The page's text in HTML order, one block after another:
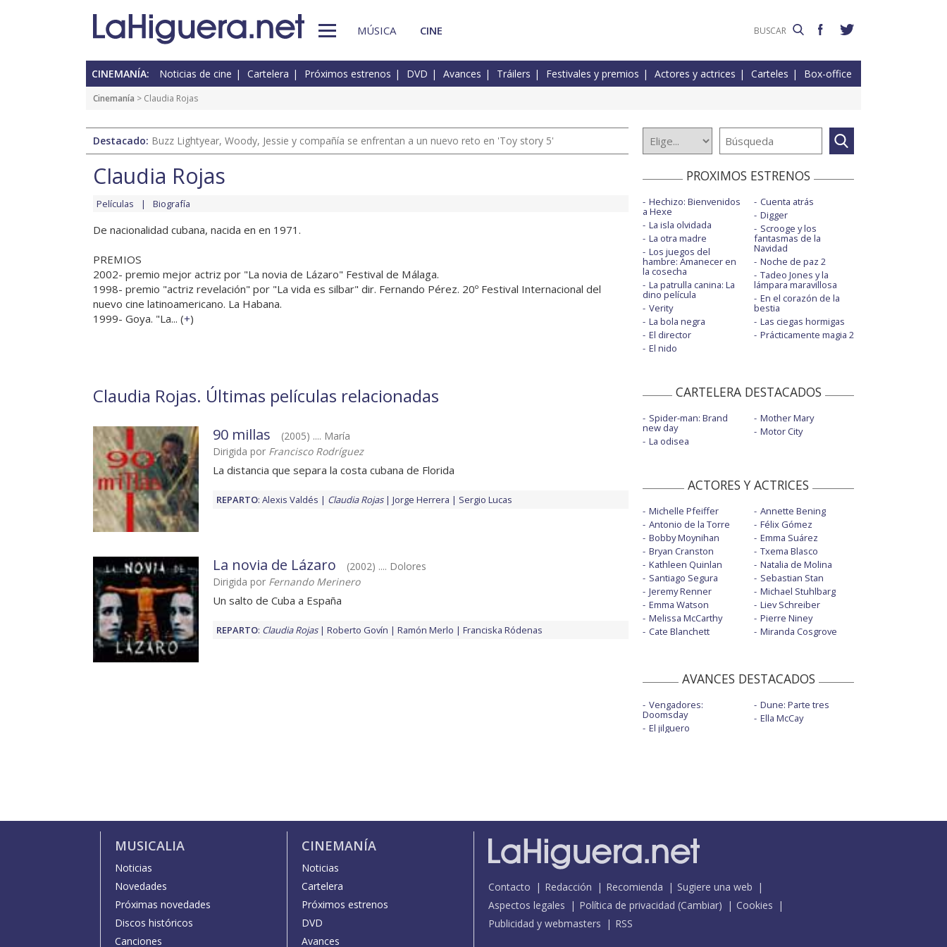
MÚSICA CINE
CINEMANÍA: Noticias de cine Cartelera Próximos estrenos DVD Avances Tráilers Festivales y premios Actores y actrices Carteles Box-office
Cinemanía > Claudia Rojas
Destacado: Buzz Lightyear, Woody, Jessie y compañía se enfrentan a un nuevo reto en 'Toy story 5'
Claudia Rojas
Películas Biografía
De nacionalidad cubana, nacida en en 1971.
PREMIOS
2002- premio mejor actriz por "La novia de Lázaro" Festival de Málaga.
1998- premio "actriz revelación" por "La vida es silbar" dir. Fernando Pérez. 20º Festival Internacional del
nuevo cine latinoamericano. La Habana.
1999- Goya. "La... (+)
Claudia Rojas. Últimas películas relacionadas
90 millas
(2005) .... María
Dirigida por Francisco Rodríguez
La distancia que separa la costa cubana de Florida
REPARTO: Alexis Valdés Claudia Rojas Jorge Herrera Sergio Lucas
La novia de Lázaro
(2002) .... Dolores
Dirigida por Fernando Merinero
Un salto de Cuba a España
REPARTO: Claudia Rojas Roberto Govín Ramón Merlo Franciska Ródenas
PROXIMOS ESTRENOS
Hechizo: Bienvenidos
a Hexe
La isla olvidada
La otra madre
Los juegos del
hambre: Amanecer en
la cosecha
La patrulla canina: La
dino película
Verity
La bola negra
El director
El nido
Cuenta atrás
Digger
Scrooge y los
fantasmas de la
Navidad
Noche de paz 2
Tadeo Jones y la
lámpara maravillosa
En el corazón de la
bestia
Las ciegas hormigas
Prácticamente magia 2
CARTELERA DESTACADOS
Spider-man: Brand
new day
La odisea
Mother Mary
Motor City
ACTORES Y ACTRICES
Michelle Pfeiffer
Antonio de la Torre
Bobby Moynihan
Bryan Cranston
Kathleen Quinlan
Santiago Segura
Jeremy Renner
Emma Watson
Melissa McCarthy
Cate Blanchett
Annette Bening
Félix Gómez
Emma Suárez
Txema Blasco
Natalia de Molina
Sebastian Stan
Michael Stuhlbarg
Liev Schreiber
Pierre Niney
Miranda Cosgrove
AVANCES DESTACADOS
Vengadores:
Doomsday
El jilguero
Dune: Parte tres
Ella McCay
MUSICALIA
Noticias
Novedades
Próximas novedades
Discos históricos
Canciones
CINEMANÍA
Noticias
Cartelera
Próximos estrenos
DVD
Avances
Contacto Redacción Recomienda
Sugiere una web
Aspectos legales
Política de privacidad (Cambiar)
Cookies
Publicidad y webmasters
RSS